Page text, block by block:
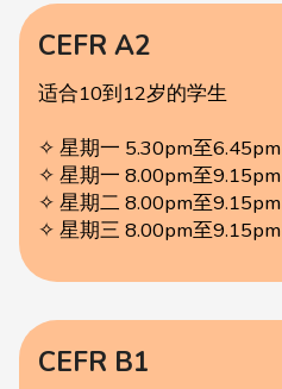
CEFR A2
适合10到12岁的学生
✧ 星期一 5.30pm至6.45pm
✧ 星期一 8.00pm至9.15pm
✧ 星期二 8.00pm至9.15pm
✧ 星期三 8.00pm至9.15pm
CEFR B1